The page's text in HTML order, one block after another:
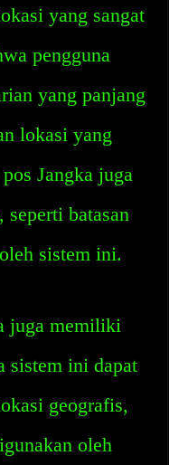
yang sangat
pengguna
yang panjang
lokasi yang
Jangka juga
seperti batasan
sistem ini.
juga memiliki
sistem ini dapat
geografis,
oleh